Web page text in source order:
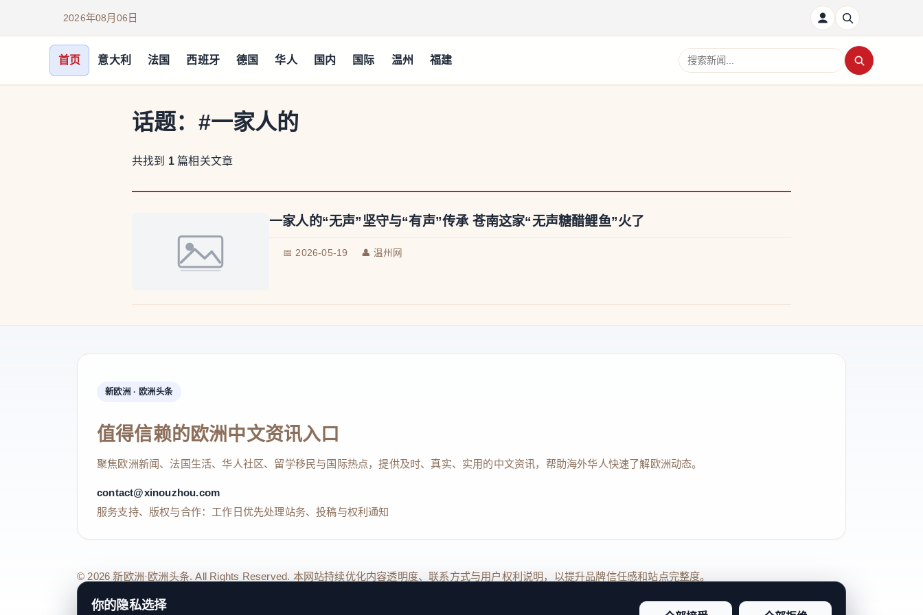
2026年08月06日
首页 意大利 法国 西班牙 德国 华人 国内 国际 温州 福建
搜索新闻
话题： #一家人的
共找到 1 篇相关文章
一家人的“无声”坚守与“有声”传承 苍南这家“无声糖醋鲤鱼”火了
📅 2026-05-19 👤 温州网
新欧洲 · 欧洲头条
值得信赖的欧洲中文资讯入口
聚焦欧洲新闻、法国生活、华人社区、留学移民与国际热点，提供及时、真实、实用的中文资讯，帮助海外华人快速了解欧洲动态。
contact@xinouzhou.com
服务支持、版权与合作：工作日优先处理站务、投稿与权利通知
© 2026 新欧洲·欧洲头条. All Rights Reserved. 本网站持续优化内容透明度、联系方式与用户权利说明，以提升品牌信任感和站点完整度。
关于我们法律声明编辑规范
你的隐私选择